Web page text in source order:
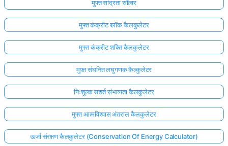
मुफ्त सांद्रता सॉल्वर
मुफ्त कंक्रीट ब्लॉक कैलकुलेटर
मुफ्त कंक्रीट शक्ति कैलकुलेटर
मुफ़्त संघनित लघुगणक कैल्कुलेटर
निःशुल्क सशर्त संभाव्यता कैलकुलेटर
मुफ्त आत्मविश्वास अंतराल कैलकुलेटर
ऊर्जा संरक्षण कैलकुलेटर (Conservation Of Energy Calculator)